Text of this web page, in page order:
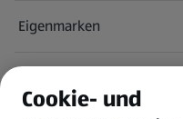
Eigenmarken
Cookie- und